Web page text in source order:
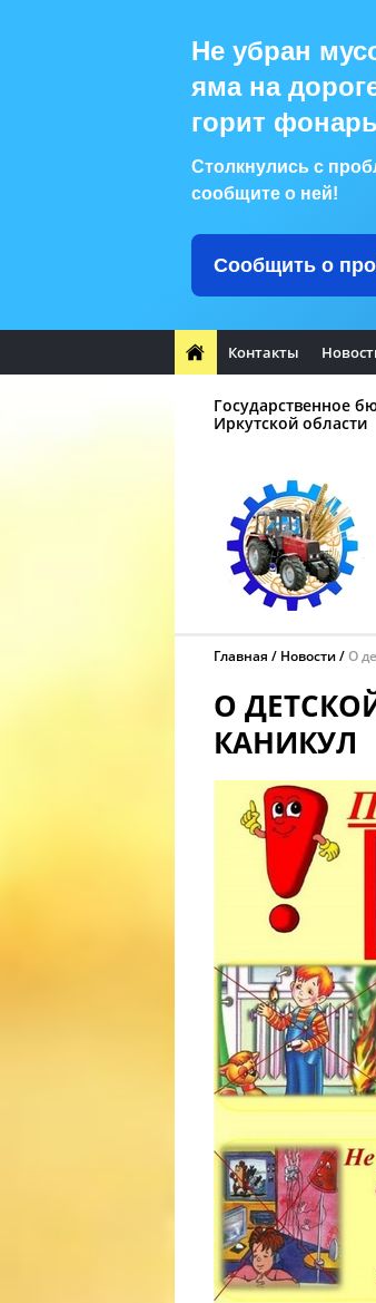
Не убран
яма на
горит
Столкнулись с
сообщите о ней!
Сообщить о
Контакты
Государственное
Иркутской области
Главная Новости О
О
КАНИКУЛ